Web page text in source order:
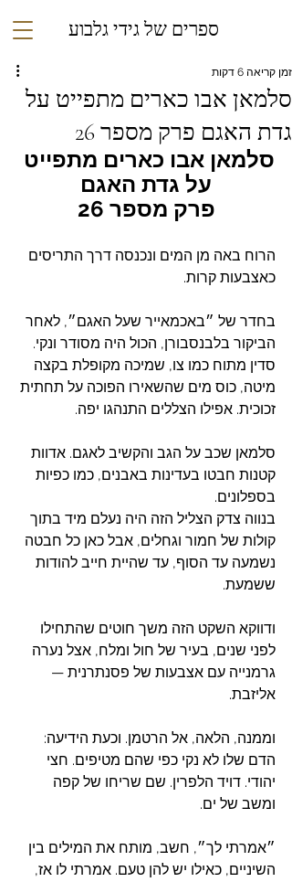
ספרים של גידי גלבוע
סלמאן אבו כארים מתפייט על
גדת האגם פרק מספר 26
זמן קריאה 6 דקות
סלמאן אבו כארים מתפייט
על גדת האגם
פרק מספר 26
הרוח באה מן המים ונכנסה דרך התריסים
כאצבעות קרות.
בחדר של ״‎באכמאייר שעל האגם‎״, לאחר
הביקור בלבנסבורן, הכול היה מסודר ונקי.
סדין מתוח כמו צו, שמיכה מקופלת בקצה
מיטה, כוס מים שהשאירו הפוכה על תחתית
זכוכית. אפילו הצללים התנהגו יפה.
סלמאן שכב על הגב והקשיב לאגם. אדוות
קטנות חבטו בעדינות באבנים, כמו כפיות
בספלונים.
בנווה צדק הצליל הזה היה נעלם מיד בתוך
קולות של חמור וגחלים, אבל כאן כל חבטה
נשמעה עד הסוף, עד שהיית חייב להודות
ששמעת.
ודווקא השקט הזה משך חוטים שהתחילו
לפני שנים, בעיר של חול ומלח, אצל נערה
גרמנייה עם אצבעות של פסנתרנית —
אליזבת.
וממנה, הלאה, אל הרטמן. וכעת הידיעה:
הדם שלו לא נקי כפי שהם מטיפים. חצי
יהודי. דויד הלפרין. שם שריחו של קפה
ומשב של ים.
״אמרתי לך״, חשב, מותח את המילים בין
השיניים, כאילו יש להן טעם. אמרתי לו אז,